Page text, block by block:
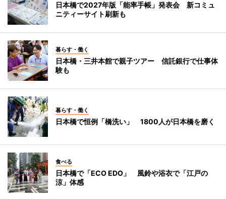
日本橋で2027年版「能率手帳」発表会 新コミュ
ニティーサイト刷新も
暮らす・働く
日本橋・三井本館で親子ツアー 信託銀行で仕事体
験も
暮らす・働く
日本橋で恒例「橋洗い」 1800人が日本橋を磨く
食べる
日本橋で「ECO EDO」 風鈴や浴衣で「江戸の
涼」体感